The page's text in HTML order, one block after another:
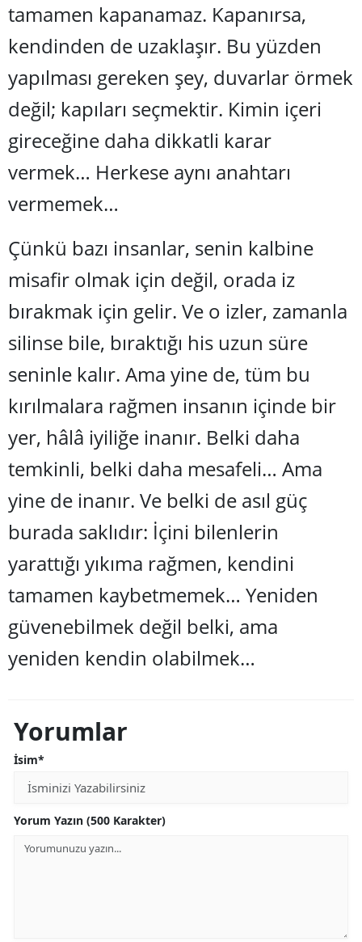
tamamen kapanamaz. Kapanırsa,
kendinden de uzaklaşır. Bu yüzden
yapılması gereken şey, duvarlar örmek
değil; kapıları seçmektir. Kimin içeri
gireceğine daha dikkatli karar
vermek… Herkese aynı anahtarı
vermemek…
Çünkü bazı insanlar, senin kalbine
misafir olmak için değil, orada iz
bırakmak için gelir. Ve o izler, zamanla
silinse bile, bıraktığı his uzun süre
seninle kalır. Ama yine de, tüm bu
kırılmalara rağmen insanın içinde bir
yer, hâlâ iyiliğe inanır. Belki daha
temkinli, belki daha mesafeli… Ama
yine de inanır. Ve belki de asıl güç
burada saklıdır: İçini bilenlerin
yarattığı yıkıma rağmen, kendini
tamamen kaybetmemek… Yeniden
güvenebilmek değil belki, ama
yeniden kendin olabilmek…
Yorumlar
İsim*
Yorum Yazın (500 Karakter)